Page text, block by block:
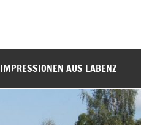
IMPRESSIONEN AUS LABENZ